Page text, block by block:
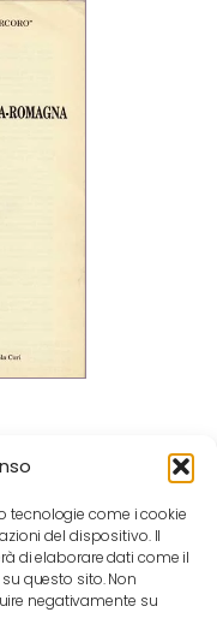
tecnologie come i cookie
del dispositivo. Il
di elaborare dati come il
questo sito. Non
negativamente su